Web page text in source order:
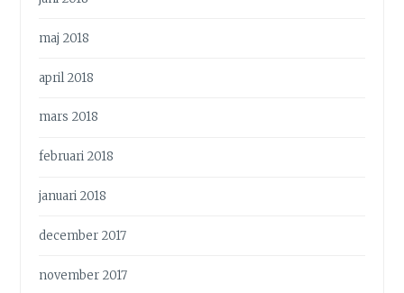
maj 2018
april 2018
mars 2018
februari 2018
januari 2018
december 2017
november 2017